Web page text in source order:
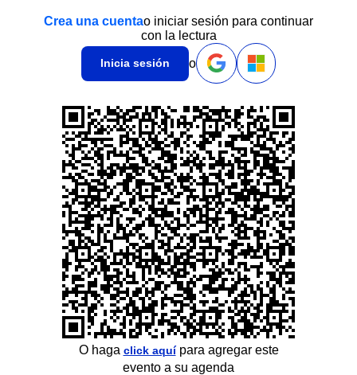
Crea una cuentao iniciar sesión para continuar
con la lectura
Inicia sesión o
O haga click aquípara agregar este
evento a su agenda